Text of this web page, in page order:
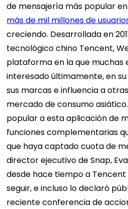
de mensajería más popular
más de mil millones de
creciendo. Desarrollada en
tecnológico chino Tencent,
plataforma en la que muchas
interesado últimamente, en
sus marcas e influencia a
mercado de consumo
popular a esta aplicación de
funciones complementarias
que haya captado cuota de
director ejecutivo de Snap,
desde hace tiempo a
seguir, e incluso lo declaró
reciente conferencia de